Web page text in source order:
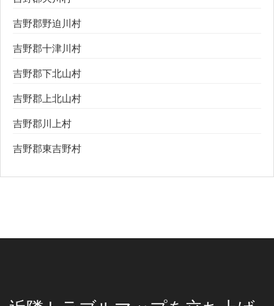
吉野郡野迫川村
吉野郡十津川村
吉野郡下北山村
吉野郡上北山村
吉野郡川上村
吉野郡東吉野村